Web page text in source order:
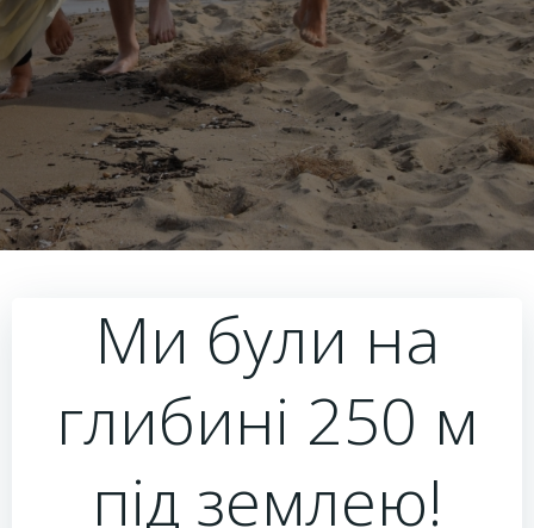
Ми були на
глибині 250 м
під землею!